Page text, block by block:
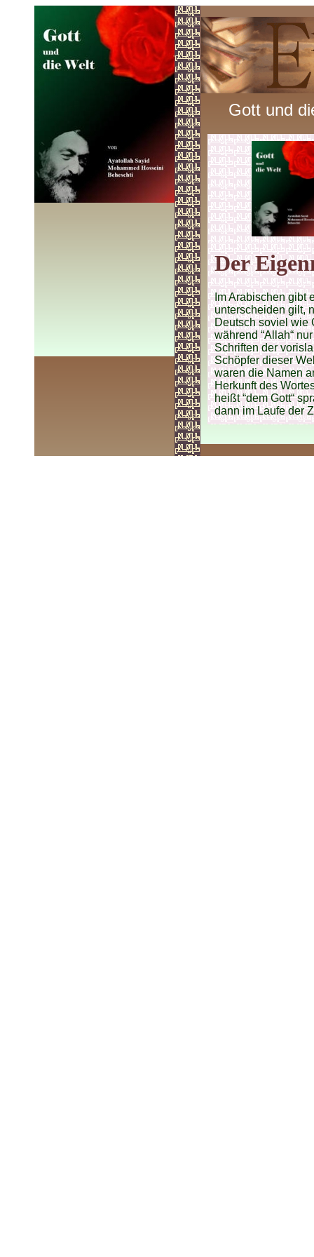
Gott und
Der
Im Arabischen gibt
unterscheiden gilt,
Deutsch soviel wie
während “Allah“
Schriften der
Schöpfer dieser
waren die Namen
Herkunft des
heißt “dem Gott“
dann im Laufe der